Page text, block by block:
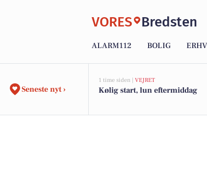
VORES Bredsten
ALARM112 BOLIG
Seneste nyt ›
1 time siden | VEJRET
Kølig start, lun eftermiddag